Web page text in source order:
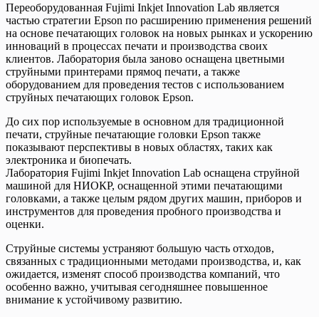
Переоборудованная Fujimi Inkjet Innovation Lab является
частью стратегии Epson по расширению применения решений
на основе печатающих головок на новых рынках и ускорению
инноваций в процессах печати и производства своих
клиентов. Лаборатория была заново оснащена цветными
струйными принтерами прямоq печати, а также
оборудованием для проведения тестов с использованием
струйных печатающих головок Epson.
До сих пор используемые в основном для традиционной
печати, струйные печатающие головки Epson также
показывают перспективы в новых областях, таких как
электроника и биопечать.
Лаборатория Fujimi Inkjet Innovation Lab оснащена струйной
машиной для НИОКР, оснащенной этими печатающими
головками, а также целым рядом других машин, приборов и
инструментов для проведения пробного производства и
оценки.
Струйные системы устраняют большую часть отходов,
связанных с традиционными методами производства, и, как
ожидается, изменят способ производства компаний, что
особенно важно, учитывая сегодняшнее повышенное
внимание к устойчивому развитию.